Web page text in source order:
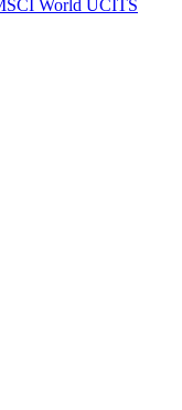
World UCITS